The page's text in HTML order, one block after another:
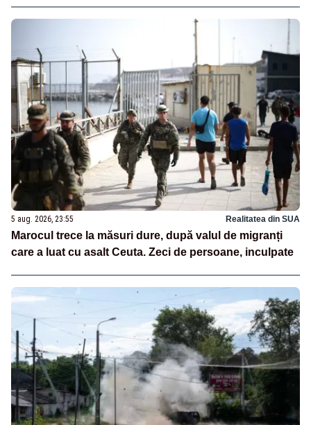
5 aug. 2026, 23:55 Realitatea din SUA
Marocul trece la măsuri dure, după valul de migranți
care a luat cu asalt Ceuta. Zeci de persoane, inculpate